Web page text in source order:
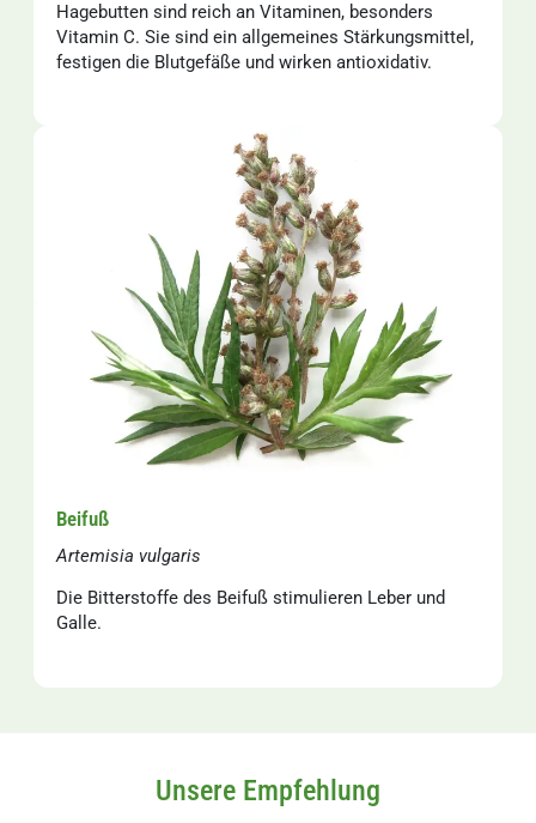
Hagebutten sind reich an Vitaminen, besonders
Vitamin C. Sie sind ein allgemeines Stärkungsmittel,
festigen die Blutgefäße und wirken antioxidativ.
Beifuß
Artemisia vulgaris
Die Bitterstoffe des Beifuß stimulieren Leber und
Galle.
Unsere Empfehlung